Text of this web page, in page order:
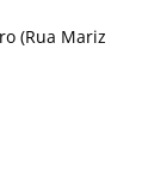
(Rua Mariz